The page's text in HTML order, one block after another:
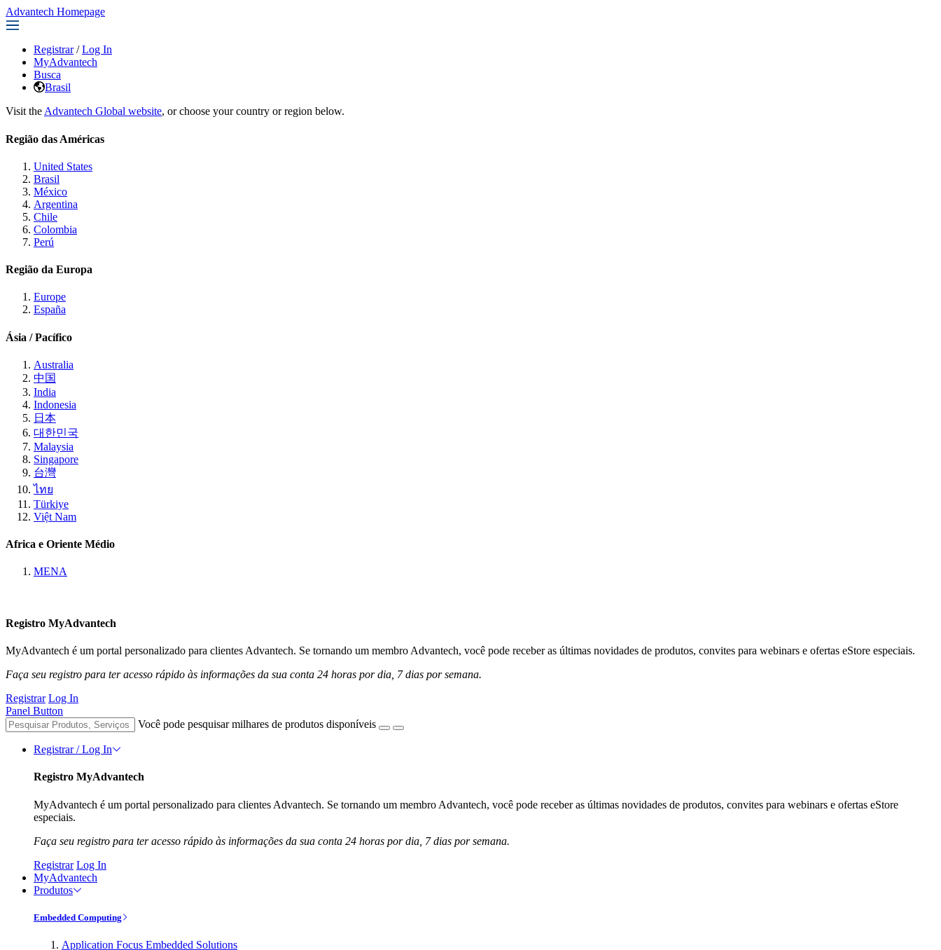
Advantech Homepage
Registrar / Log In
MyAdvantech
Busca
Brasil
Visit the Advantech Global website, or choose your country or region below.
Região das Américas
United States
Brasil
México
Argentina
Chile
Colombia
Perú
Região da Europa
Europe
España
Ásia / Pacífico
Australia
中国
India
Indonesia
日本
대한민국
Malaysia
Singapore
台灣
ไทย
Türkiye
Việt Nam
Africa e Oriente Médio
MENA
Registro MyAdvantech
MyAdvantech é um portal personalizado para clientes Advantech. Se tornando um membro Advantech, você pode receber as últimas novidades de produtos, convites para webinars e ofertas eStore especiais.
Faça seu registro para ter acesso rápido às informações da sua conta 24 horas por dia, 7 dias por semana.
Registrar Log In
Panel Button
Você pode pesquisar milhares de produtos disponíveis
Registrar / Log In
Registro MyAdvantech
MyAdvantech é um portal personalizado para clientes Advantech. Se tornando um membro Advantech, você pode receber as últimas novidades de produtos, convites para webinars e ofertas eStore
especiais.
Faça seu registro para ter acesso rápido às informações da sua conta 24 horas por dia, 7 dias por semana.
Registrar Log In
MyAdvantech
Produtos
Embedded Computing
Application Focus Embedded Solutions